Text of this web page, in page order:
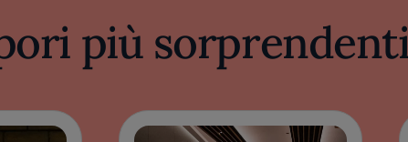
più sorprendenti